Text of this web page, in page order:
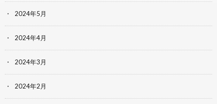
2024年5月
2024年4月
2024年3月
2024年2月